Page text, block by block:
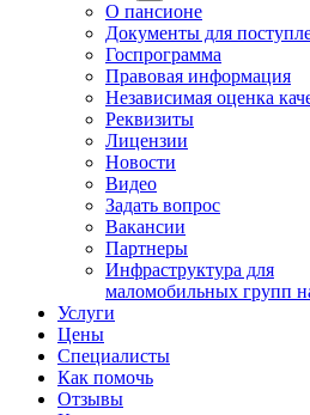
О пансионе
Документы для
Госпрограмма
Правовая информация
Независимая оценка
Реквизиты
Лицензии
Новости
Видео
Задать вопрос
Вакансии
Партнеры
Инфраструктура для
маломобильных групп
Услуги
Цены
Специалисты
Как помочь
Отзывы